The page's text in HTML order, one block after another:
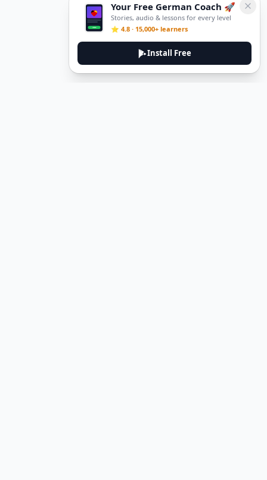
Your Free German Coach 🚀
Stories, audio & lessons for every level
⭐ 4.8 · 15,000+ learners
Install Free